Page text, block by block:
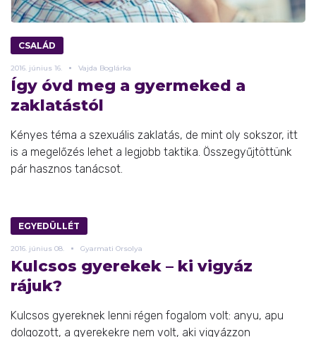
CSALÁD
2016. június 16. Vajda Boglárka
Így óvd meg a gyermeked a
zaklatástól
Kényes téma a szexuális zaklatás, de mint oly sokszor, itt
is a megelőzés lehet a legjobb taktika. Összegyűjtöttünk
pár hasznos tanácsot.
EGYEDÜLLÉT
2016. június 08. Gyarmati Orsolya
Kulcsos gyerekek – ki vigyáz
rájuk?
Kulcsos gyereknek lenni régen fogalom volt: anyu, apu
dolgozott, a gyerekekre nem volt, aki vigyázzon